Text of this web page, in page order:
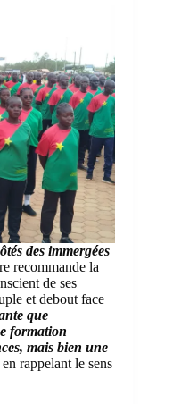
des immergées
recommande la
de ses
et debout face
que
formation
mais bien une
rappelant le sens